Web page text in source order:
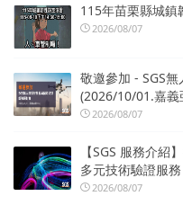
115年苗栗縣城鎮
2026/08/07
敬邀參加 - SGS
(2026/10/01.嘉義
2026/08/07
【SGS 服務介紹
多元技術驗證服務
2026/08/07